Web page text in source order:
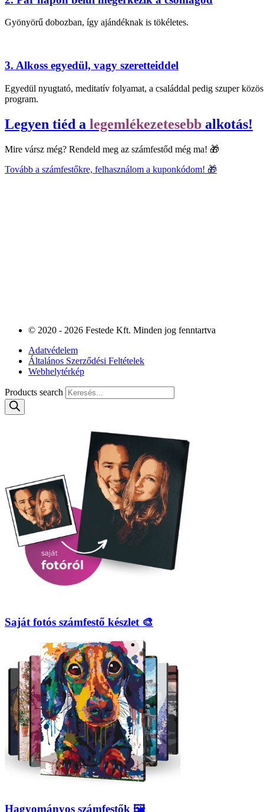
Gyönyörű dobozban, így ajándéknak is tökéletes.
3. Alkoss egyedül, vagy szeretteiddel
Egyedül nyugtató, meditatív folyamat, a családdal pedig szuper közös
program.
Legyen tiéd a legemlékezetesebb alkotás!
Mire vársz még? Rendeld meg az számfestőd még ma! 🎁
Tovább a számfestőkre, felhasználom a kuponkódom! 🎁
© 2020 - 2026 Festede Kft. Minden jog fenntartva
Adatvédelem
Általános Szerződési Feltételek
Webhelytérkép
Products search
Saját fotós számfestő készlet 🎨
Hagyományos számfestők 🖼️